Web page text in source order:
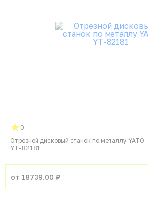
0
Отрезной дисковый станок по металлу YATO
YT-82181
от 18739.00 ₽